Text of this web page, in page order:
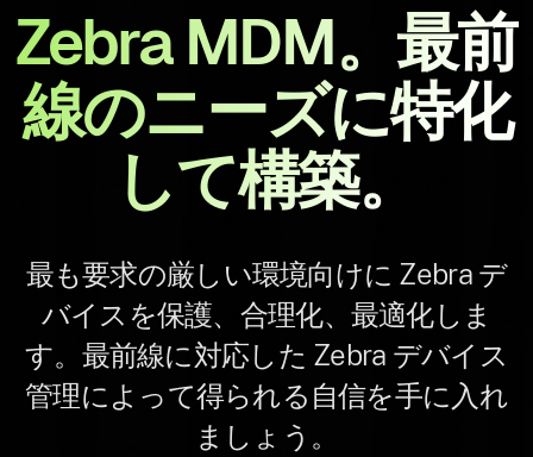
Zebra MDM。最前
線のニーズに特化
して構築。
最も要求の厳しい環境向けに Zebra デ
バイスを保護、合理化、最適化しま
す。最前線に対応した Zebra デバイス
管理によって得られる自信を手に入れ
ましょう。